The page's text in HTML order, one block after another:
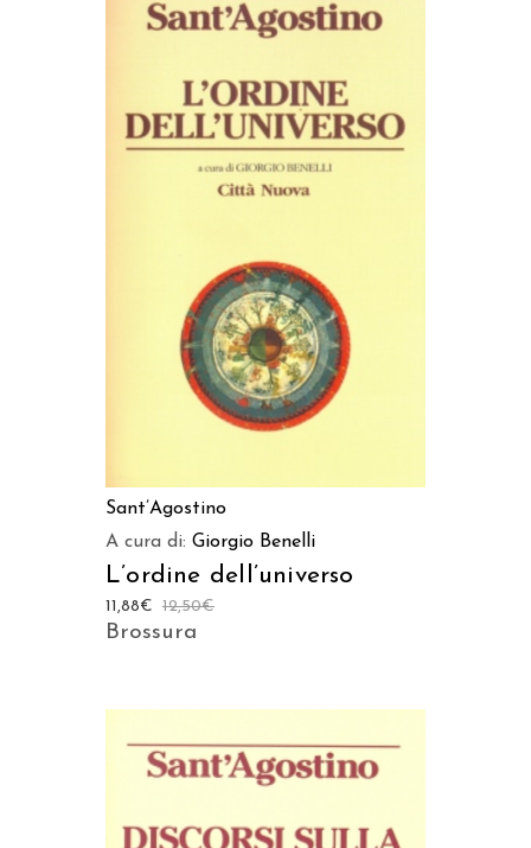
Sant’Agostino
A cura di: Giorgio Benelli
L’ordine dell’universo
12,50€
11,88€
Brossura